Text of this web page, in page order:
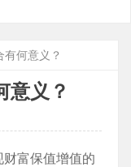
何意义？
意义？
富保值增值的